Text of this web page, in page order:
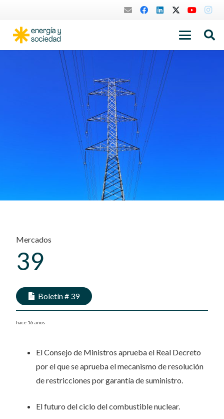
Mercados
39
Boletín # 39
hace 16 años
El Consejo de Ministros aprueba el Real Decreto
por el que se aprueba el mecanismo de resolución
de restricciones por garantía de suministro.
El futuro del ciclo del combustible nuclear.